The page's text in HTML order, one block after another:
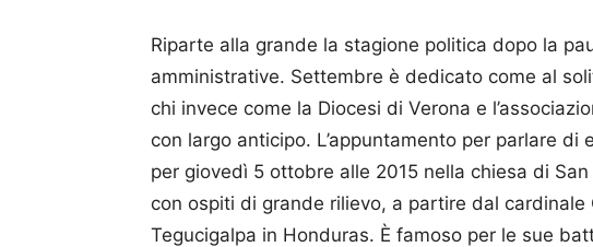
Riparte alla grande la stagione politica dopo la
amministrative. Settembre è dedicato come al
chi invece come la Diocesi di Verona e
con largo anticipo. L’appuntamento per parlare
per giovedì 5 ottobre alle 2015 nella chiesa di
con ospiti di grande rilievo, a partire dal
Tegucigalpa in Honduras. È famoso per le sue